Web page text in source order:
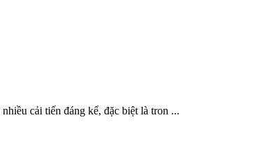
cải tiến đáng kể, đặc biệt là tron ...